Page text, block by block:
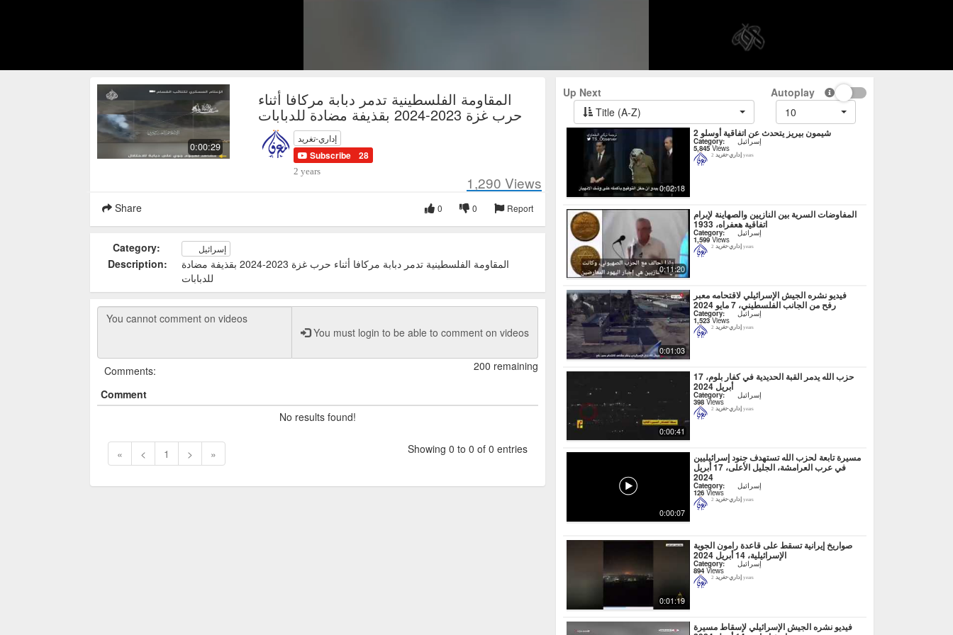
0:00:29
المقاومة الفلسطينية تدمر دبابة مركافا أثناء
حرب غزة 2023-2024 بقذيفة مضادة للدبابات
إداري-تغريد
Subscribe 28
2 years
1,290 Views
Share Report
0
0
Category: إسرائيل
Description:
المقاومة الفلسطينية تدمر دبابة مركافا أثناء حرب غزة 2023-2024 بقذيفة مضادة
للدبابات
You must login to be able to comment on videos
200 remaining
Comments:
Comment
No results found!
« < 1 > » Showing 0 to 0 of 0 entries
Up Next
Autoplay
Title (A-Z)
10
0:02:18
شيمون بيريز يتحدث عن اتفاقية أوسلو 2
Category: إسرائيل
5,845Views
إداري-تغريد 2 years
0:11:20
المفاوضات السرية بين النازيين والصهاينة لإبرام
اتفاقية هعفراه، 1933
Category: إسرائيل
1,599Views
إداري-تغريد 2 years
0:01:03
فيديو نشره الجيش الإسرائيلي لاقتحامه معبر
رفح من الجانب الفلسطيني، 7 مايو 2024
Category: إسرائيل
1,523Views
إداري-تغريد 2 years
0:00:41
حزب الله يدمر القبة الحديدية في كفار بلوم، 17
أبريل 2024
Category: إسرائيل
398 Views
إداري-تغريد 2 years
0:00:07
مسيرة تابعة لحزب الله تستهدف جنود إسرائيليين
في عرب العرامشة، الجليل الأعلى، 17 أبريل
2024
Category: إسرائيل
126 Views
إداري-تغريد 2 years
0:01:19
صواريخ إيرانية تسقط على قاعدة رامون الجوية
الإسرائيلية، 14 أبريل 2024
Category: إسرائيل
894 Views
إداري-تغريد 2 years
فيديو نشره الجيش الإسرائيلي لإسقاط مسيرة